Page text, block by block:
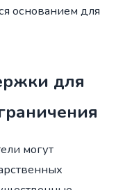
основанием для
для
могут